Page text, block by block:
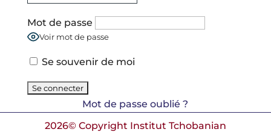
Mot de passe
Voir mot de passe
Se souvenir de moi
Mot de passe oublié ?
2026© Copyright Institut Tchobanian